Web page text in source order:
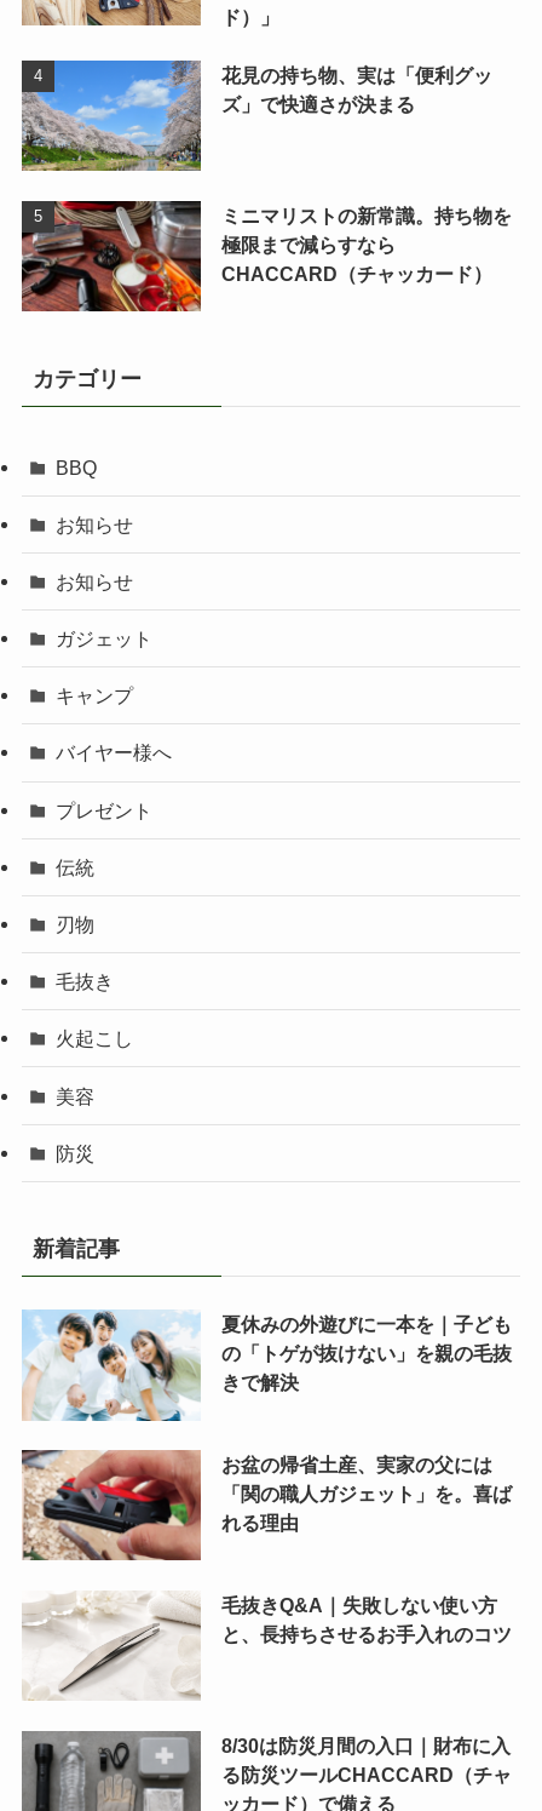
ド）」
花見の持ち物、実は「便利グッ
ズ」で快適さが決まる
ミニマリストの新常識。持ち物を
極限まで減らすなら
CHACCARD（チャッカード）
カテゴリー
BBQ
お知らせ
お知らせ
ガジェット
キャンプ
バイヤー様へ
プレゼント
伝統
刃物
毛抜き
火起こし
美容
防災
新着記事
夏休みの外遊びに一本を｜子ども
の「トゲが抜けない」を親の毛抜
きで解決
お盆の帰省土産、実家の父には
「関の職人ガジェット」を。喜ば
れる理由
毛抜きQ&A｜失敗しない使い方
と、長持ちさせるお手入れのコツ
8/30は防災月間の入口｜財布に入
る防災ツールCHACCARD（チャ
ッカード）で備える